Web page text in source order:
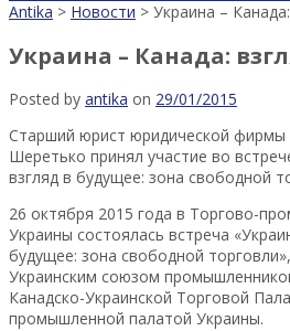
Antika > Новости > Украина –
Украина – Канада:
Posted by antika on 29/01/2015
Старший юрист юридической фирмы
Шеретько принял участие во
взгляд в будущее: зона свободной
26 октября 2015 года в Торгово-
Украины состоялась встреча
будущее: зона свободной
Украинским союзом
Канадско-Украинской Торговой
промышленной палатой Украины.